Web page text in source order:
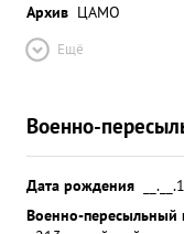
Архив ЦАМО
Ещё
Военно-
Дата рождения
Военно-пересыльный